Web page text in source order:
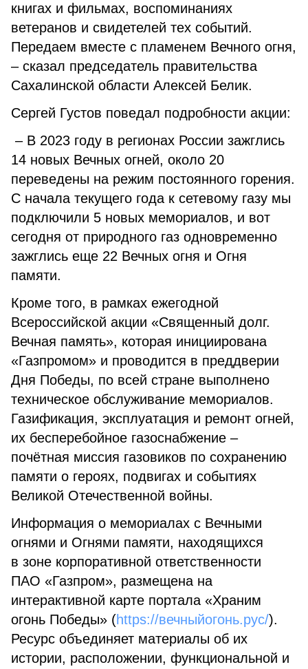
книгах и фильмах, воспоминаниях
ветеранов и свидетелей тех событий.
Передаем вместе с пламенем Вечного огня,
– сказал председатель правительства
Сахалинской области Алексей Белик.
Сергей Густов поведал подробности акции:
– В 2023 году в регионах России зажглись
14 новых Вечных огней, около 20
переведены на режим постоянного горения.
С начала текущего года к сетевому газу мы
подключили 5 новых мемориалов, и вот
сегодня от природного газ одновременно
зажглись еще 22 Вечных огня и Огня
памяти.
Кроме того, в рамках ежегодной
Всероссийской акции «Священный долг.
Вечная память», которая инициирована
«Газпромом» и проводится в преддверии
Дня Победы, по всей стране выполнено
техническое обслуживание мемориалов.
Газификация, эксплуатация и ремонт огней,
их бесперебойное газоснабжение –
почётная миссия газовиков по сохранению
памяти о героях, подвигах и событиях
Великой Отечественной войны.
Информация о мемориалах с Вечными
огнями и Огнями памяти, находящихся
в зоне корпоративной ответственности
ПАО «Газпром», размещена на
интерактивной карте портала «Храним
огонь Победы» (https://вечныйогонь.рус/).
Ресурс объединяет материалы об их
истории, расположении, функциональной и